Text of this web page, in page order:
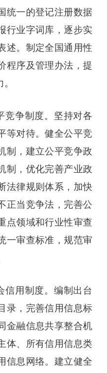
统一的登记注册数据
行业字词库，逐步实
述。制定全国通用性
程序及管理办法，提
争制度。坚持对各
等对待。健全公平竞
制，建立公平竞争政
制，优化完善产业政
法律规则体系，加快
正当竞争法，完善公
点领域和行业性审查
一审查标准，规范审
用制度。编制出台
录，完善信用信息标
金融信息共享整合机
体、所有信用信息类
信息网络。建立健全